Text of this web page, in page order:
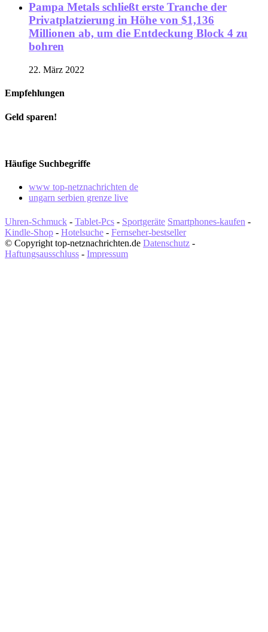
Pampa Metals schließt erste Tranche der
Privatplatzierung in Höhe von $1,136
Millionen ab, um die Entdeckung Block 4 zu
bohren
22. März 2022
Empfehlungen
Geld sparen!
Häufige Suchbegriffe
www top-netznachrichten de
ungarn serbien grenze live
Uhren-Schmuck - Tablet-Pcs - Sportgeräte Smartphones-kaufen -
Kindle-Shop - Hotelsuche - Fernseher-bestseller
© Copyright top-netznachrichten.de Datenschutz -
Haftungsausschluss - Impressum